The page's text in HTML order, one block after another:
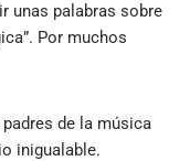
unas palabras sobre
Por muchos
de la música
inigualable.